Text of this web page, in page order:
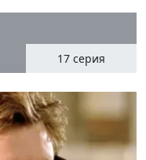
17 серия